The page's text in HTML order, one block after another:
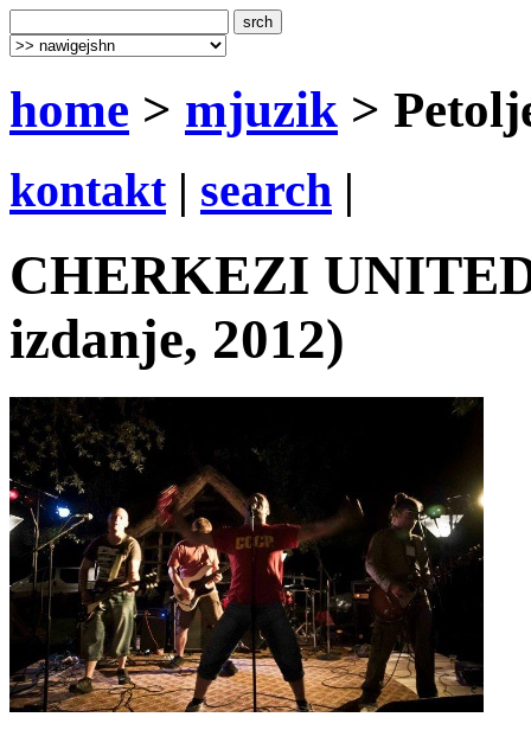
home > mjuzik >
kontakt| search |
CHERKEZI
izdanje, 2012)